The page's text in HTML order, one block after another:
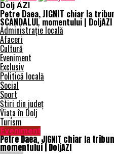
Dolj AZI
Petre Daea, JIGNIT chiar la
SCANDALUL momentului | DoljAZI
Administrație locală
Afaceri
Cultură
Eveniment
Exclusiv
Politică locală
Social
Sport
Știri din județ
Viața în Dolj
Turism
Eveniment
Petre Daea, JIGNIT chiar la
momentului | DoljAZI